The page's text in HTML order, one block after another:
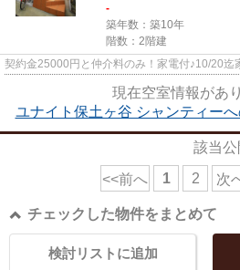
-
築年数：築10年
階数：2階建
契約金25000円と仲介料のみ！家電付♪10/20迄
現在空室情報があ
ユナイト保土ヶ谷 シャンティー
該当
<<前へ 1 2 次
チェックした物件をまとめて
検討リストに追加